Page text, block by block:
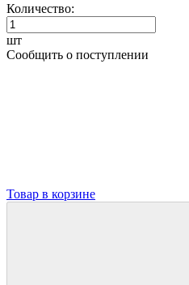
Количество:
шт
Сообщить о поступлении
Товар в корзине